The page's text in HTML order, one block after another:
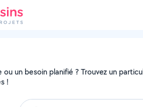
ou un besoin planifié ? Trouvez un
!